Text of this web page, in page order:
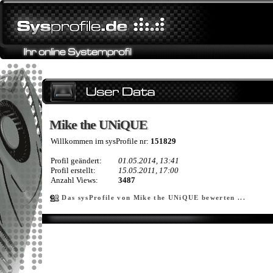
Mike the UNiQUE
Mike the UNiQUE
Willkommen im sysProfile nr: 151829
Profil geändert:
01.05.2014, 13:41
Profil erstellt:
15.05.2011, 17:00
Anzahl Views:
3487
Das sysProfile von Mike the UNiQUE bewerten ...